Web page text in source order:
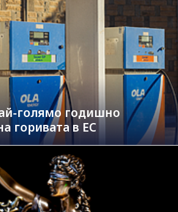
голямо годишно
горивата в ЕС